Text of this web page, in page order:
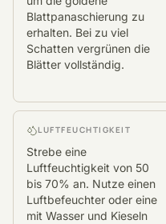
Blattpanaschierung zu
erhalten. Bei zu viel
Schatten vergrünen die
Blätter vollständig.
LUFTFEUCHTIGKEIT
Strebe eine
Luftfeuchtigkeit von 50
bis 70% an. Nutze einen
Luftbefeuchter oder eine
mit Wasser und Kieseln